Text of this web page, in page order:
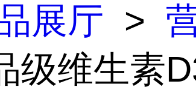
展厅 >
级维生素